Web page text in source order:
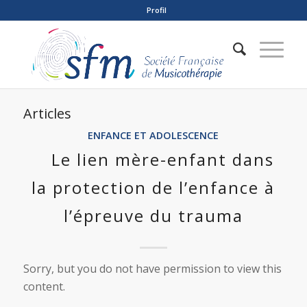
Profil
Articles
ENFANCE ET ADOLESCENCE
Le lien mère-enfant dans
la protection de l’enfance à
l’épreuve du trauma
Sorry, but you do not have permission to view this
content.